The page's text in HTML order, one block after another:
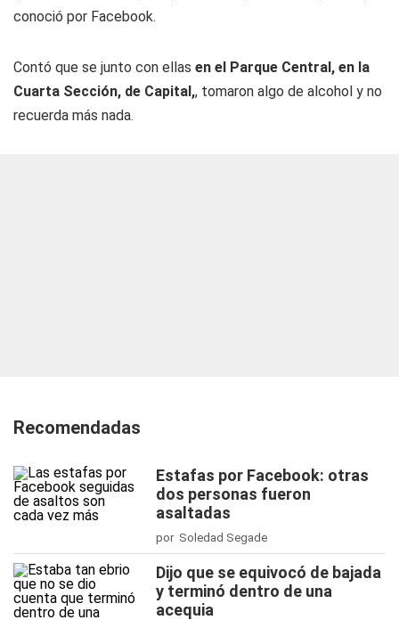
conoció por Facebook.
Contó que se junto con ellas en el Parque Central, en la
Cuarta Sección, de Capital,, tomaron algo de alcohol y no
recuerda más nada.
Recomendadas
Estafas por Facebook: otras
dos personas fueron
asaltadas
por Soledad Segade
Dijo que se equivocó de bajada
y terminó dentro de una
acequia